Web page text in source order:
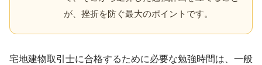
が、挫折を防ぐ最大のポイントです。
宅地建物取引士に合格するために必要な勉強時間は、一般